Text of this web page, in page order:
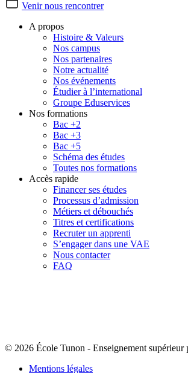
Venir nous rencontrer
A propos
Histoire & Valeurs
Nos campus
Nos partenaires
Notre actualité
Nos événements
Étudier à l’international
Groupe Eduservices
Nos formations
Bac +2
Bac +3
Bac +5
Schéma des études
Toutes nos formations
Accès rapide
Financer ses études
Processus d’admission
Métiers et débouchés
Titres et certifications
Recruter un apprenti
S’engager dans une VAE
Nous contacter
FAQ
© 2026 École Tunon - Enseignement supérieur
Mentions légales